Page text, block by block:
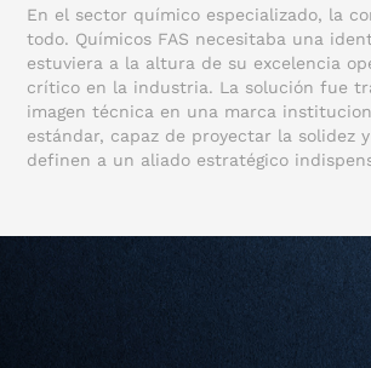
En el sector químico especializado, la
todo. Químicos FAS necesitaba una
estuviera a la altura de su excelencia
crítico en la industria. La solución fue
imagen técnica en una marca
estándar, capaz de proyectar la solidez
definen a un aliado estratégico